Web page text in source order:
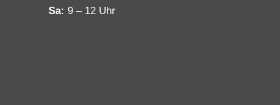
Sa: 9 – 12 Uhr